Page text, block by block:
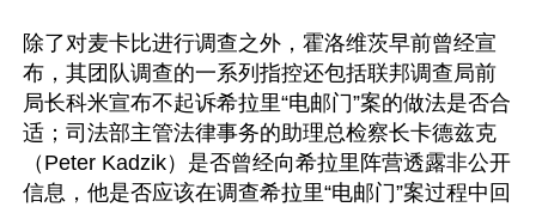
除了对麦卡比进行调查之外，霍洛维茨早前曾经宣
布，其团队调查的一系列指控还包括联邦调查局前
局长科米宣布不起诉希拉里“电邮门”案的做法是否合
适；司法部主管法律事务的助理总检察长卡德兹克
（Peter Kadzik）是否曾经向希拉里阵营透露非公开
信息，他是否应该在调查希拉里“电邮门”案过程中回